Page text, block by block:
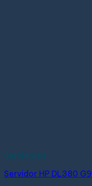
Servidores
Servidor HP DL380